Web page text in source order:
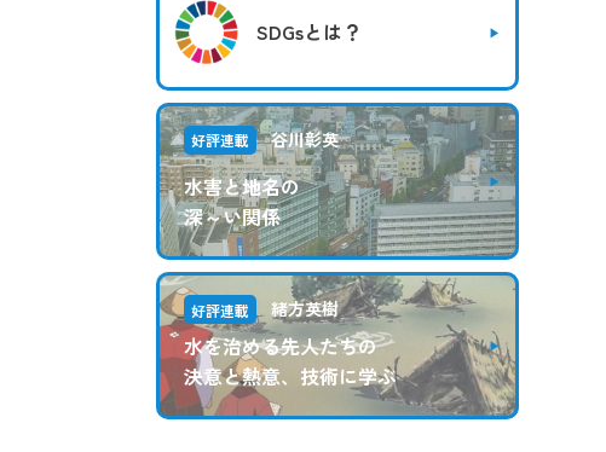
SDGsとは？
好評連載 谷川彰英
水害と地名の
深～い関係
好評連載 緒方英樹
水を治める先人たちの
決意と熱意、技術に学ぶ